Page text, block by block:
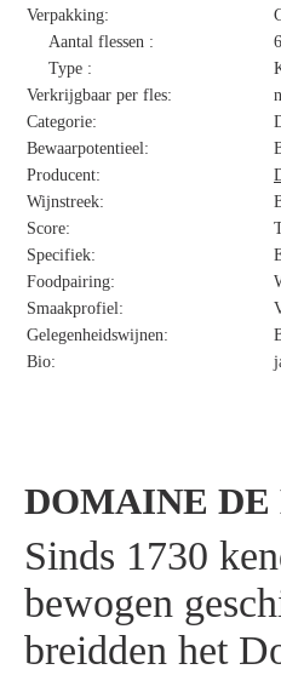
Verpakking:
Aantal flessen :
6
Type :
Verkrijgbaar per fles:
Categorie:
Bewaarpotentieel:
Producent:
Wijnstreek:
Score:
Specifiek:
Foodpairing:
Smaakprofiel:
Gelegenheidswijnen:
Bio:
DOMAINE
Sinds 1730
bewogen
breidden het